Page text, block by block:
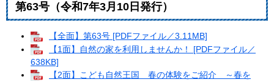
第63号（令和7年3月10日発行）
【全面】第63号 [PDFファイル／3.11MB]
【1面】自然の家を利用しませんか！ [PDFファイル／
638KB]
【2面】こども自然王国 春の体験をご紹介 ～春を